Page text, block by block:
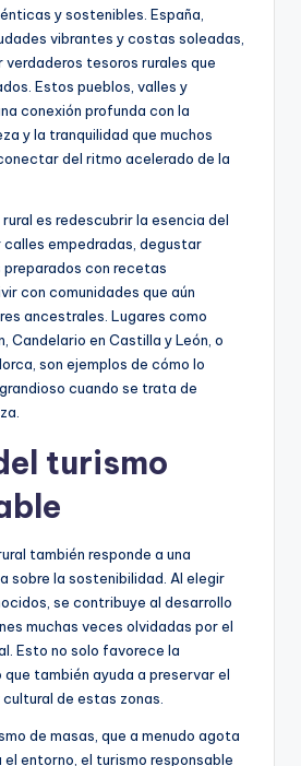
y sostenibles. España,
vibrantes y costas soleadas,
verdaderos tesoros rurales que
Estos pueblos, valles y
conexión profunda con la
y la tranquilidad que muchos
del ritmo acelerado de la
es redescubrir la esencia del
calles empedradas, degustar
con recetas
con comunidades que aún
ancestrales. Lugares como
Candelario en Castilla y León, o
son ejemplos de cómo lo
cuando se trata de
turismo
también responde a una
sobre la sostenibilidad. Al elegir
se contribuye al desarrollo
muchas veces olvidadas por el
Esto no solo favorece la
también ayuda a preservar el
de estas zonas.
de masas, que a menudo agota
entorno, el turismo responsable